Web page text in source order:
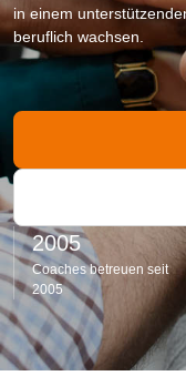
in einem
beruflich wachsen.
2005
Coaches betreuen seit
2005